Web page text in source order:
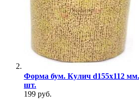
Форма бум. Кулич d155х112
шт.
199 руб.